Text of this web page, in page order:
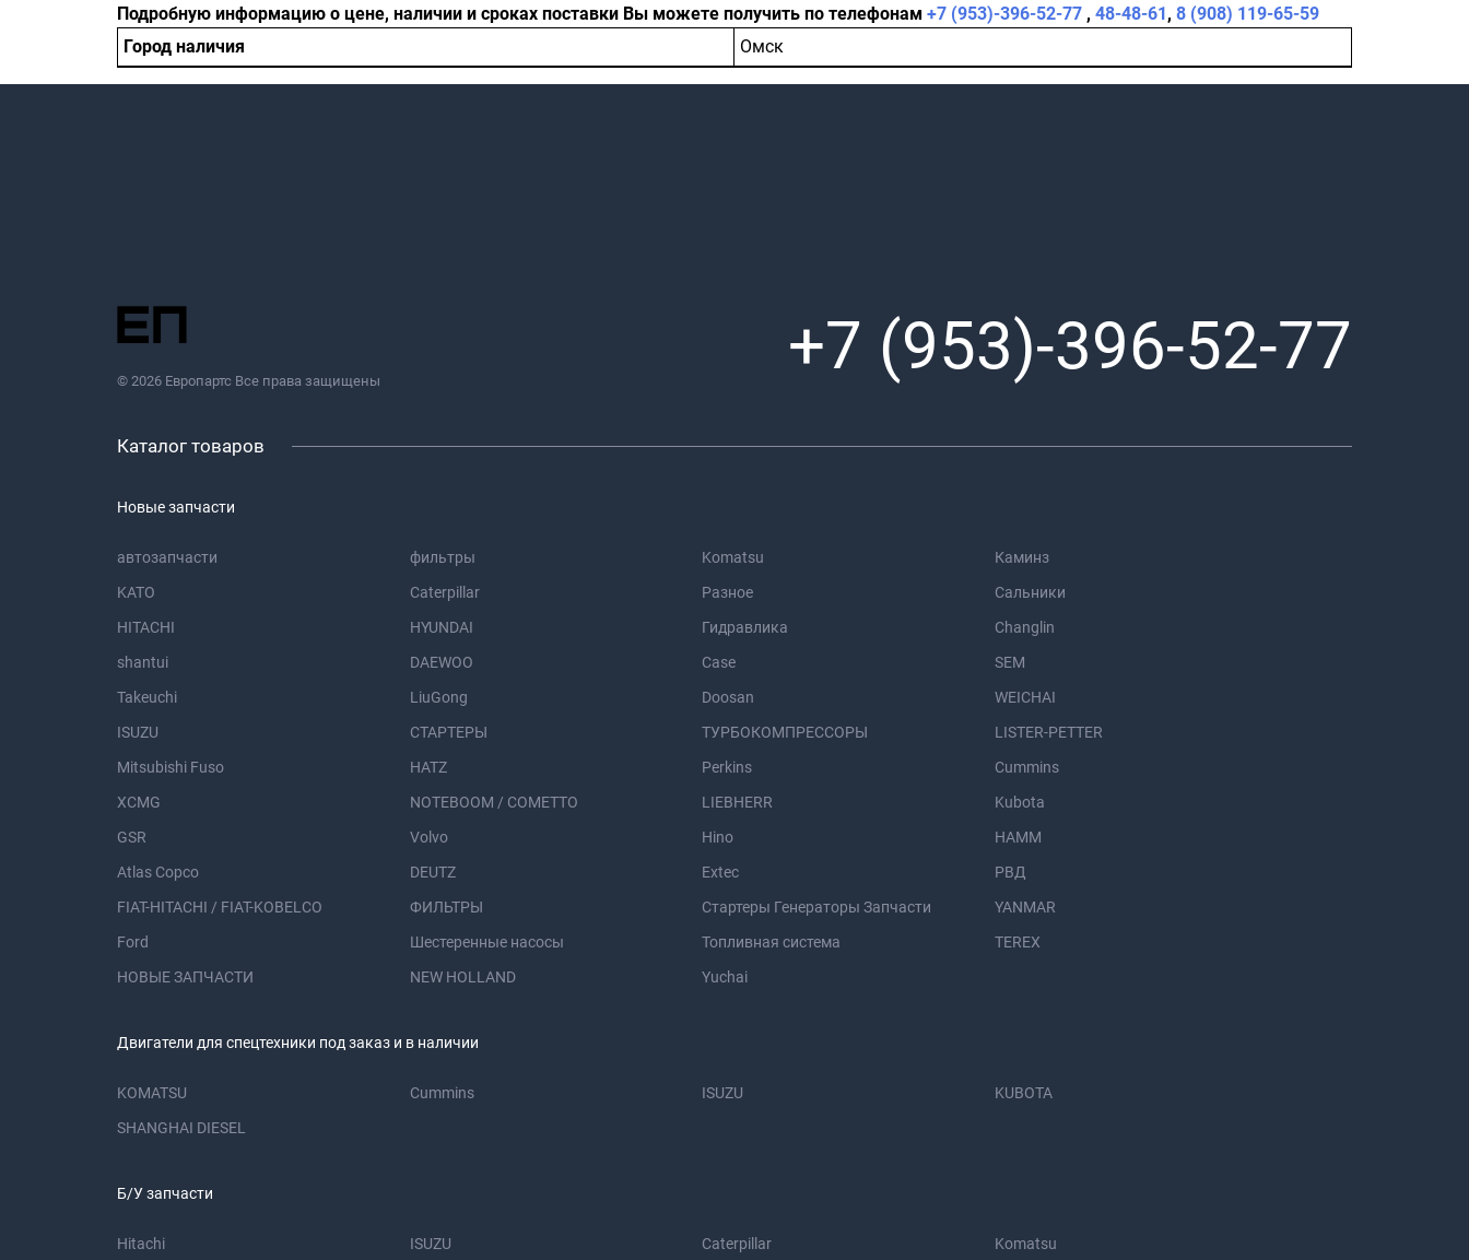
Подробную информацию о цене, наличии и сроках поставки Вы можете получить по телефонам +7 (953)-396-52-77 , 48-48-61, 8 (908) 119-65-59
Город наличия
Омск
© 2026 Европартс Все права защищены +7 (953)-396-52-77
Каталог товаров
Новые запчасти
автозапчасти фильтры Komatsu
Каминз
KATO
Caterpillar Разное
Сальники
HITACHI
HYUNDAI Гидравлика
Changlin
shantui
DAEWOO Case
SEM
Takeuchi
LiuGong Doosan
WEICHAI
ISUZU
СТАРТЕРЫ ТУРБОКОМПРЕССОРЫ
LISTER-PETTER
Mitsubishi Fuso
HATZ Perkins
Cummins
XCMG
NOTEBOOM / COMETTO LIEBHERR
Kubota
GSR
Volvo Hino
HAMM
Atlas Copco
DEUTZ Extec
РВД
FIAT-HITACHI / FIAT-KOBELCO
ФИЛЬТРЫ Стартеры Генераторы Запчасти
YANMAR
Ford
Шестеренные насосы Топливная система
TEREX
НОВЫЕ ЗАПЧАСТИ
NEW HOLLAND Yuchai
Двигатели для спецтехники под заказ и в наличии
KOMATSU Cummins ISUZU
KUBOTA
SHANGHAI DIESEL
Б/У запчасти
Hitachi ISUZU Caterpillar Komatsu